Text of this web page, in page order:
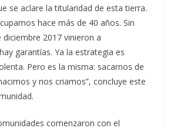
se aclare la titularidad de esta tierra.
hace más de 40 años. Sin
2017 vinieron a
garantías. Ya la estrategia es
Pero es la misma: sacarnos de
y nos criamos”, concluye este
comenzaron con el